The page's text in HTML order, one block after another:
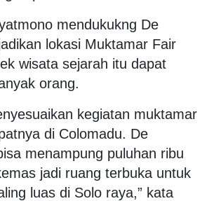
mendukukng De
lokasi Muktamar Fair
wisata sejarah itu dapat
orang.
kegiatan muktamar
di Colomadu. De
menampung puluhan ribu
jadi ruang terbuka untuk
luas di Solo raya,” kata